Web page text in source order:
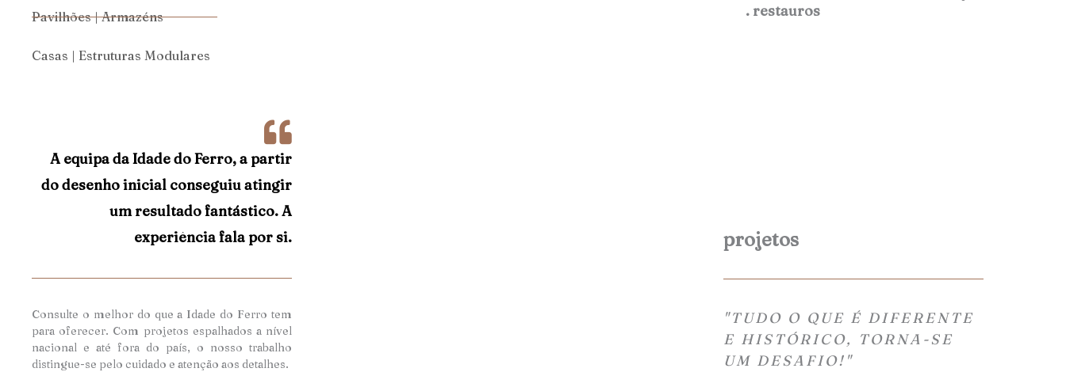
Pavilhões | Armazéns
Casas | Estruturas Modulares
. restauros
A equipa da Idade do Ferro, a partir
do desenho inicial conseguiu atingir
um resultado fantástico. A
experiência fala por si.
Consulte o melhor do que a Idade do Ferro tem
para oferecer. Com projetos espalhados a nível
nacional e até fora do país, o nosso trabalho
distingue-se pelo cuidado e atenção aos detalhes.
projetos
"TUDO O QUE É DIFERENTE
E HISTÓRICO, TORNA-SE
UM DESAFIO!"